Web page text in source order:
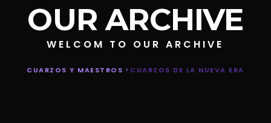
OUR ARCHIVE
WELCOM TO OUR ARCHIVE
CUARZOS Y MAESTROS > CUARZOS DE LA NUEVA ERA